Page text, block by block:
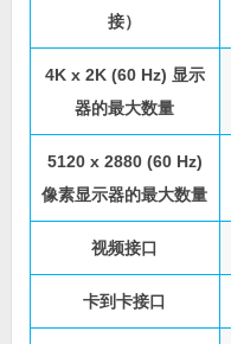
接）
4K x 2K (60 Hz) 显示
器的最大数量
5120 x 2880 (60 Hz)
像素显示器的最大数量
视频接口
卡到卡接口